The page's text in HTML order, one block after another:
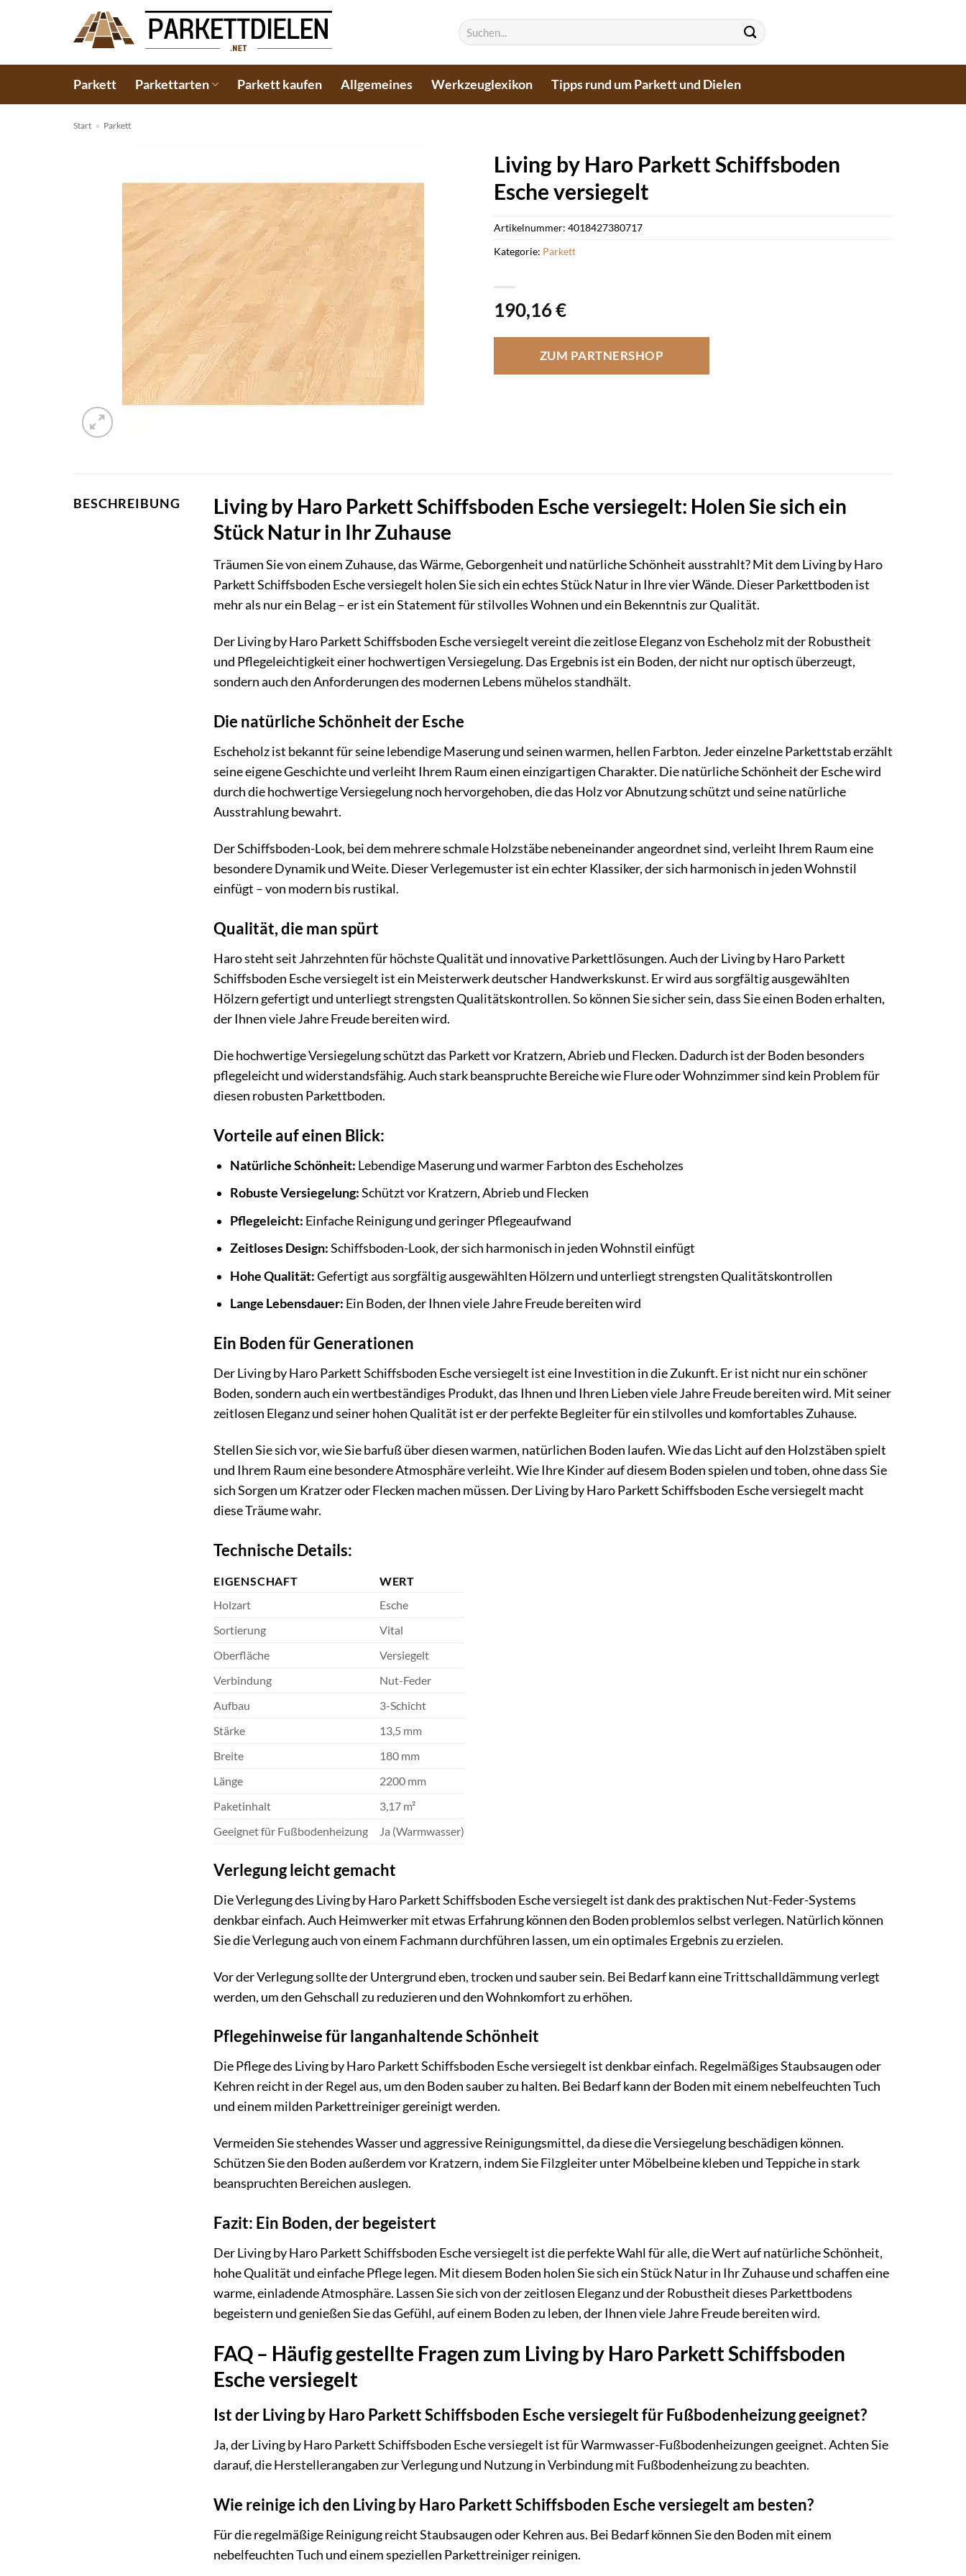
Suchen
nach:
Parkett Parkettarten Parkett kaufen Allgemeines Werkzeuglexikon Tipps rund um Parkett und Dielen
Start » Parkett
Living by Haro Parkett Schiffsboden
Esche versiegelt
190,16€
ZUM PARTNERSHOP
Artikelnummer: 4018427380717
Kategorie: Parkett
BESCHREIBUNG
Living by Haro Parkett Schiffsboden Esche versiegelt: Holen Sie sich ein
Stück Natur in Ihr Zuhause
Träumen Sie von einem Zuhause, das Wärme, Geborgenheit und natürliche Schönheit ausstrahlt? Mit dem Living by Haro
Parkett Schiffsboden Esche versiegelt holen Sie sich ein echtes Stück Natur in Ihre vier Wände. Dieser Parkettboden ist
mehr als nur ein Belag – er ist ein Statement für stilvolles Wohnen und ein Bekenntnis zur Qualität.
Der Living by Haro Parkett Schiffsboden Esche versiegelt vereint die zeitlose Eleganz von Escheholz mit der Robustheit
und Pflegeleichtigkeit einer hochwertigen Versiegelung. Das Ergebnis ist ein Boden, der nicht nur optisch überzeugt,
sondern auch den Anforderungen des modernen Lebens mühelos standhält.
Die natürliche Schönheit der Esche
Escheholz ist bekannt für seine lebendige Maserung und seinen warmen, hellen Farbton. Jeder einzelne Parkettstab erzählt
seine eigene Geschichte und verleiht Ihrem Raum einen einzigartigen Charakter. Die natürliche Schönheit der Esche wird
durch die hochwertige Versiegelung noch hervorgehoben, die das Holz vor Abnutzung schützt und seine natürliche
Ausstrahlung bewahrt.
Der Schiffsboden-Look, bei dem mehrere schmale Holzstäbe nebeneinander angeordnet sind, verleiht Ihrem Raum eine
besondere Dynamik und Weite. Dieser Verlegemuster ist ein echter Klassiker, der sich harmonisch in jeden Wohnstil
einfügt – von modern bis rustikal.
Qualität, die man spürt
Haro steht seit Jahrzehnten für höchste Qualität und innovative Parkettlösungen. Auch der Living by Haro Parkett
Schiffsboden Esche versiegelt ist ein Meisterwerk deutscher Handwerkskunst. Er wird aus sorgfältig ausgewählten
Hölzern gefertigt und unterliegt strengsten Qualitätskontrollen. So können Sie sicher sein, dass Sie einen Boden erhalten,
der Ihnen viele Jahre Freude bereiten wird.
Die hochwertige Versiegelung schützt das Parkett vor Kratzern, Abrieb und Flecken. Dadurch ist der Boden besonders
pflegeleicht und widerstandsfähig. Auch stark beanspruchte Bereiche wie Flure oder Wohnzimmer sind kein Problem für
diesen robusten Parkettboden.
Vorteile auf einen Blick:
Natürliche Schönheit: Lebendige Maserung und warmer Farbton des Escheholzes
Robuste Versiegelung:Schützt vor Kratzern, Abrieb und Flecken
Pflegeleicht: Einfache Reinigung und geringer Pflegeaufwand
Zeitloses Design:Schiffsboden-Look, der sich harmonisch in jeden Wohnstil einfügt
Hohe Qualität:Gefertigt aus sorgfältig ausgewählten Hölzern und unterliegt strengsten Qualitätskontrollen
Lange Lebensdauer: Ein Boden, der Ihnen viele Jahre Freude bereiten wird
Ein Boden für Generationen
Der Living by Haro Parkett Schiffsboden Esche versiegelt ist eine Investition in die Zukunft. Er ist nicht nur ein schöner
Boden, sondern auch ein wertbeständiges Produkt, das Ihnen und Ihren Lieben viele Jahre Freude bereiten wird. Mit seiner
zeitlosen Eleganz und seiner hohen Qualität ist er der perfekte Begleiter für ein stilvolles und komfortables Zuhause.
Stellen Sie sich vor, wie Sie barfuß über diesen warmen, natürlichen Boden laufen. Wie das Licht auf den Holzstäben spielt
und Ihrem Raum eine besondere Atmosphäre verleiht. Wie Ihre Kinder auf diesem Boden spielen und toben, ohne dass Sie
sich Sorgen um Kratzer oder Flecken machen müssen. Der Living by Haro Parkett Schiffsboden Esche versiegelt macht
diese Träume wahr.
Technische Details:
EIGENSCHAFT
WERT
Holzart
Esche
Sortierung
Vital
Oberfläche
Versiegelt
Verbindung
Nut-Feder
Aufbau
3-Schicht
Stärke
13,5 mm
Breite
180 mm
Länge
2200 mm
Paketinhalt
3,17 m²
Geeignet für Fußbodenheizung
Ja (Warmwasser)
Verlegung leicht gemacht
Die Verlegung des Living by Haro Parkett Schiffsboden Esche versiegelt ist dank des praktischen Nut-Feder-Systems
denkbar einfach. Auch Heimwerker mit etwas Erfahrung können den Boden problemlos selbst verlegen. Natürlich können
Sie die Verlegung auch von einem Fachmann durchführen lassen, um ein optimales Ergebnis zu erzielen.
Vor der Verlegung sollte der Untergrund eben, trocken und sauber sein. Bei Bedarf kann eine Trittschalldämmung verlegt
werden, um den Gehschall zu reduzieren und den Wohnkomfort zu erhöhen.
Pflegehinweise für langanhaltende Schönheit
Die Pflege des Living by Haro Parkett Schiffsboden Esche versiegelt ist denkbar einfach. Regelmäßiges Staubsaugen oder
Kehren reicht in der Regel aus, um den Boden sauber zu halten. Bei Bedarf kann der Boden mit einem nebelfeuchten Tuch
und einem milden Parkettreiniger gereinigt werden.
Vermeiden Sie stehendes Wasser und aggressive Reinigungsmittel, da diese die Versiegelung beschädigen können.
Schützen Sie den Boden außerdem vor Kratzern, indem Sie Filzgleiter unter Möbelbeine kleben und Teppiche in stark
beanspruchten Bereichen auslegen.
Fazit: Ein Boden, der begeistert
Der Living by Haro Parkett Schiffsboden Esche versiegelt ist die perfekte Wahl für alle, die Wert auf natürliche Schönheit,
hohe Qualität und einfache Pflege legen. Mit diesem Boden holen Sie sich ein Stück Natur in Ihr Zuhause und schaffen eine
warme, einladende Atmosphäre. Lassen Sie sich von der zeitlosen Eleganz und der Robustheit dieses Parkettbodens
begeistern und genießen Sie das Gefühl, auf einem Boden zu leben, der Ihnen viele Jahre Freude bereiten wird.
FAQ – Häufig gestellte Fragen zum Living by Haro Parkett Schiffsboden
Esche versiegelt
Ist der Living by Haro Parkett Schiffsboden Esche versiegelt für Fußbodenheizung geeignet?
Ja, der Living by Haro Parkett Schiffsboden Esche versiegelt ist für Warmwasser-Fußbodenheizungen geeignet. Achten Sie
darauf, die Herstellerangaben zur Verlegung und Nutzung in Verbindung mit Fußbodenheizung zu beachten.
Wie reinige ich den Living by Haro Parkett Schiffsboden Esche versiegelt am besten?
Für die regelmäßige Reinigung reicht Staubsaugen oder Kehren aus. Bei Bedarf können Sie den Boden mit einem
nebelfeuchten Tuch und einem speziellen Parkettreiniger reinigen.